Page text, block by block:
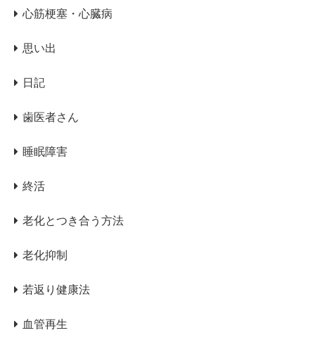
心筋梗塞・心臓病
思い出
日記
歯医者さん
睡眠障害
終活
老化とつき合う方法
老化抑制
若返り健康法
血管再生